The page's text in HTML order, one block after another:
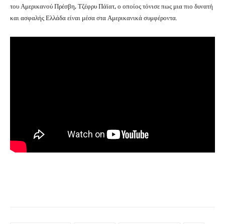
του Αμερικανού Πρέσβη, Τζέφρυ Πάϊατ, ο οποίος τόνισε πως μια πιο δυνατή
και ασφαλής Ελλάδα είναι μέσα στα Αμερικανικά συμφέροντα.